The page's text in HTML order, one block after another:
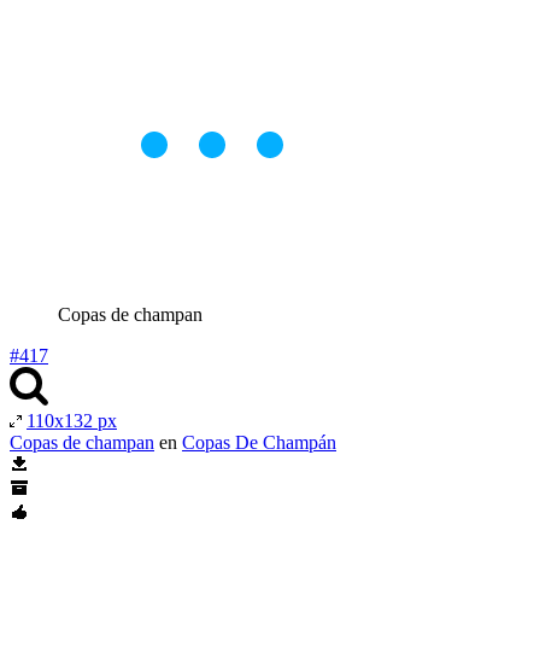
Copas de champan
#417
110x132 px
Copas de champan en Copas De Champán